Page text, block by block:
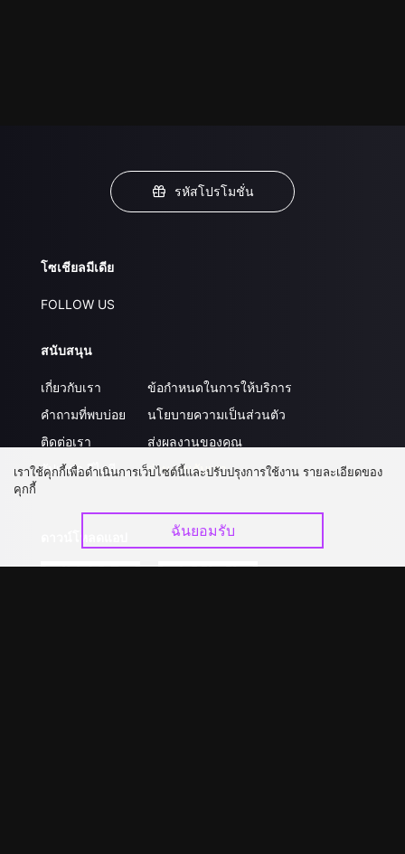
รหัสโปรโมชั่น
โซเชียลมีเดีย
FOLLOW US
สนับสนุน
เกี่ยวกับเรา
คำถามที่พบบ่อย
ติดต่อเรา
อัปเกรด วีไอพี
ข้อกำหนดในการให้บริการ
นโยบายความเป็นส่วนตัว
ส่งผลงานของคุณ
ร่วมงานกับเรา
เราใช้คุกกี้เพื่อดำเนินการเว็บไซต์นี้และปรับปรุงการใช้งาน รายละเอียดของ
คุกกี้
ฉันยอมรับ